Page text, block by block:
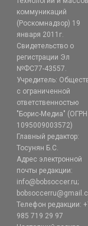
коммуникаций
(Роскомнадзор) 19
января 2011г.
Свидетельство о
регистрации Эл
№ФС77-43557.
Учредитель:
с ограниченной
ответственностью
"Борис-Медиа" (ОГРН
1095009003572)
Главный редактор:
Тосунян Б.С.
Адрес электронной
почты редакции:
info@bobsoccer.ru;
Телефон редакции:
985 719 29 97